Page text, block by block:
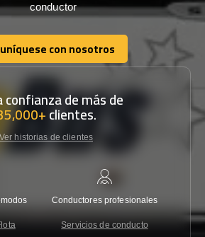
conductor
con nosotros
con nosotros
confianza de más de
clientes.
Ver historias de clientes
Conductores profesionales
Servicios de conducto